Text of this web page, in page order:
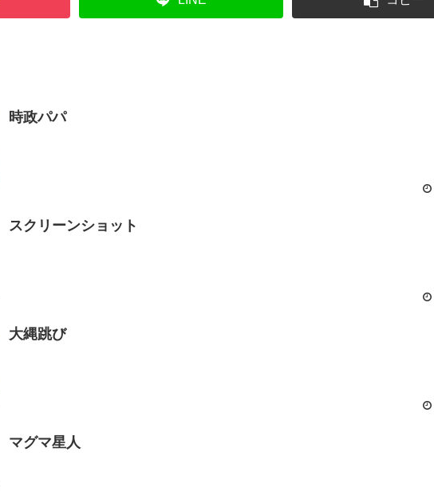
時政パパ
スクリーンショット
大縄跳び
マグマ星人